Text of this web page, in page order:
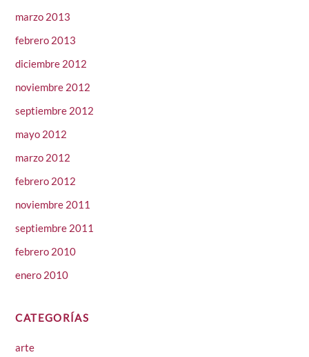
marzo 2013
febrero 2013
diciembre 2012
noviembre 2012
septiembre 2012
mayo 2012
marzo 2012
febrero 2012
noviembre 2011
septiembre 2011
febrero 2010
enero 2010
CATEGORÍAS
arte